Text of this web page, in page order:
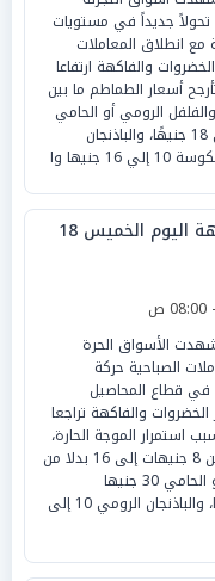
تحولاً جديداً في مستويات
مع انطلاق المعاملات
والفاكهة ارتفاعا
الجمعة 19-6-2026 لتتأرجح أسعار الطماطم ما بين
5 إلى 20 جنيها بدلا من 15 والفلفل الرومي أو الحامي
30 جنيها والبطاطس 10 إلي 18 جنيهًا، والباذنجان
أسعار الخضروات والفاكهة اليوم الخميس 18
الأسواق الحرة
الصباحية حركة
في قطاع المحاصيل
والفاكهة تراجعا
الخميس 18-6-2026 بسبب استمرار الموجة الحارة،
لتتأرجح أسعار الطماطم ما بين 8 جنيهات إلى 16 بدلا من
20 جنيها، والفلفل الرومي أو الحامي 30 جنيها
والبطاطس 10 إلى 20 جنيهًا، والباذنجان الرومي 10 إلى